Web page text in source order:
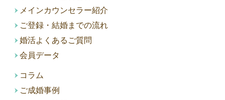
メインカウンセラー紹介
ご登録・結婚までの流れ
婚活よくあるご質問
会員データ
コラム
ご成婚事例